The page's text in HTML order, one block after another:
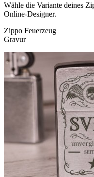
Wähle die Variante deines
Online-Designer.
Zippo Feuerzeug
Gravur